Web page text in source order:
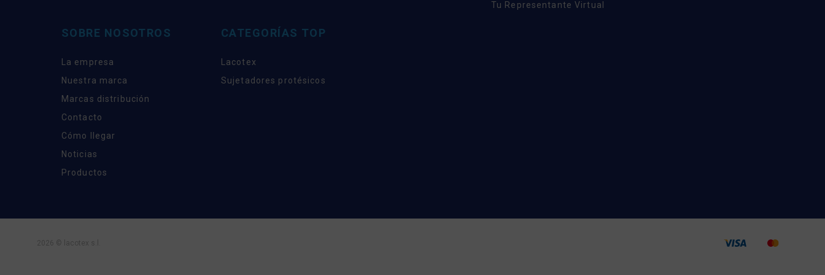
Tu Representante Virtual
SOBRE NOSOTROS
La empresa
Nuestra marca
Marcas distribución
Contacto
Cómo llegar
Noticias
Productos
CATEGORÍAS TOP
Lacotex
Sujetadores protésicos